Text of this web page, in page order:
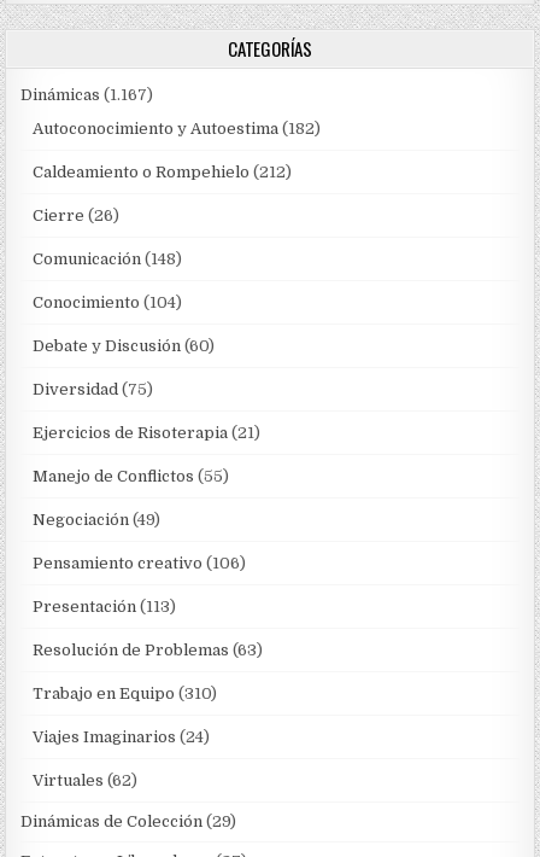
CATEGORÍAS
Dinámicas (1.167)
Autoconocimiento y Autoestima (182)
Caldeamiento o Rompehielo (212)
Cierre (26)
Comunicación (148)
Conocimiento (104)
Debate y Discusión (60)
Diversidad (75)
Ejercicios de Risoterapia (21)
Manejo de Conflictos (55)
Negociación (49)
Pensamiento creativo (106)
Presentación (113)
Resolución de Problemas (63)
Trabajo en Equipo (310)
Viajes Imaginarios (24)
Virtuales (62)
Dinámicas de Colección (29)